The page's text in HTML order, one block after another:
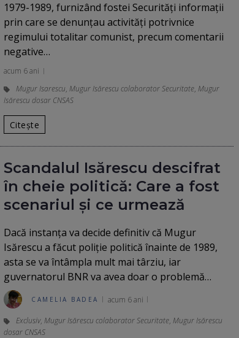
1979-1989, furnizând fostei Securităţi informaţii
prin care se denunţau activităţi potrivnice
regimului totalitar comunist, precum comentarii
negative…
acum 6 ani
Mugur Isarescu, Mugur Isărescu colaborator Securitate, Mugur
Isărescu dosar CNSAS
Citește
Scandalul Isărescu descifrat
în cheie politică: Care a fost
scenariul și ce urmează
Dacă instanța va decide definitiv că Mugur
Isărescu a făcut poliție politică înainte de 1989,
asta se va întâmpla mult mai târziu, iar
guvernatorul BNR va avea doar o problemă…
CAMELIA BADEA acum 6 ani
Exclusiv, Mugur Isărescu colaborator Securitate, Mugur Isărescu
dosar CNSAS